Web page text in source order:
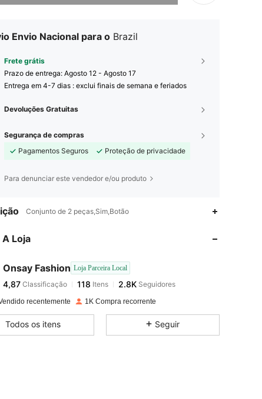
Envio Nacional para o Brazil
Frete grátis
Prazo de entrega: Agosto 12 - Agosto 17
Entrega em 4-7 dias : exclui finais de semana e feriados
Devoluções Gratuitas
Segurança de compras
Pagamentos Seguros
Proteção de privacidade
Para denunciar este vendedor e/ou produto
Conjunto de 2 peças,Sim,Botão
Loja
Onsay Fashion Loja Parceira Local
4,87
4,87 Classificação 118Itens 2.8K
v***2pago 1 dia atrás
recentemente 1K Compra recorrente
Todos os itens Seguir